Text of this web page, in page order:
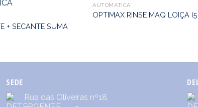
+ SECANTE SUMA
AUTOMÁTICA
OPTIMAX RINSE MAQ LOIÇA
SEDE
Rua das Oliveiras nº18,